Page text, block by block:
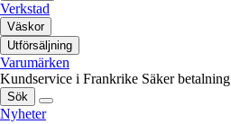
Verkstad
Väskor
Utförsäljning
Varumärken
Kundservice i Frankrike Säker betalning
Sök
Nyheter